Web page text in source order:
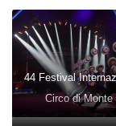
Circo di Monte
44 Festival
Circo di Monte